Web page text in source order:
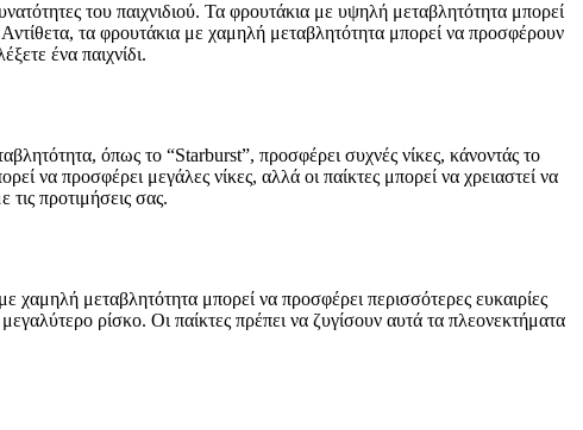
του παιχνιδιού. Τα φρουτάκια με υψηλή μεταβλητότητα μπορεί
Αντίθετα, τα φρουτάκια με χαμηλή μεταβλητότητα μπορεί να προσφέρουν
ένα παιχνίδι.
όπως το “Starburst”, προσφέρει συχνές νίκες, κάνοντάς το
να προσφέρει μεγάλες νίκες, αλλά οι παίκτες μπορεί να χρειαστεί να
τις προτιμήσεις σας.
χαμηλή μεταβλητότητα μπορεί να προσφέρει περισσότερες ευκαιρίες
ρίσκο. Οι παίκτες πρέπει να ζυγίσουν αυτά τα πλεονεκτήματα